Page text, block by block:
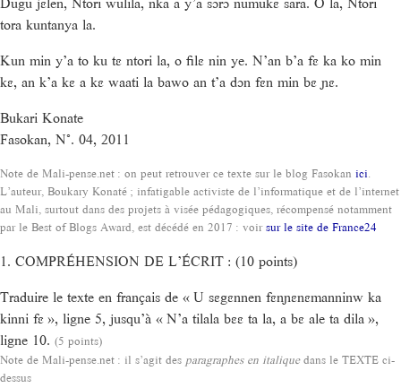
tora kuntanya la.
Kun min y’a to ku tɛ ntori la, o filɛ nin ye. N’an b’a fɛ ka ko min
kɛ, an k’a kɛ a kɛ waati la bawo an t’a dɔn fɛn min bɛ ɲɛ.
Bukari Konate
Fasokan, N°. 04, 2011
Note de Mali-pense.net : on peut retrouver ce texte sur le blog Fasokan ici.
L’auteur, Boukary Konaté ; infatigable activiste de l’informatique et de l’internet
au Mali, surtout dans des projets à visée pédagogiques, récompensé notamment
par le Best of Blogs Award, est décédé en 2017 : voirsur le site de France24
1. COMPRÉHENSION DE L’ÉCRIT : (10 points)
Traduire le texte en français de « U sɛgɛnnen fɛnɲɛnɛmanninw ka
kinni fɛ », ligne 5, jusqu’à « N’a tilala bɛɛ ta la, a bɛ ale ta dila »,
ligne 10. (5 points)
Note de Mali-pense.net : il s’agit des paragraphes en italiquedans le TEXTE ci-
dessus